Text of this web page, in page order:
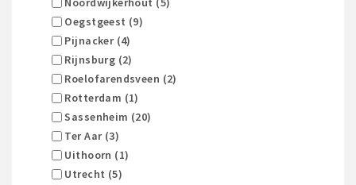
Oegstgeest (9)
Pijnacker (4)
Rijnsburg (2)
Roelofarendsveen (2)
Rotterdam (1)
Sassenheim (20)
Ter Aar (3)
Uithoorn (1)
Utrecht (5)